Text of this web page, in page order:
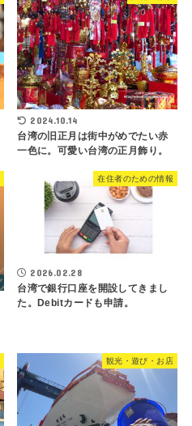
2024.10.14
台湾の旧正月は街中がめでたい赤
一色に。可愛い台湾の正月飾り。
在住者のための情報
2026.02.28
台湾で銀行口座を開設してきまし
た。Debitカードも申請。
観光・遊び・お店